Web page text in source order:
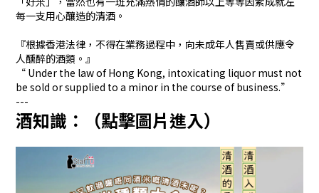
每一支用心釀造的清酒。
『根據香港法律，不得在業務過程中，向未成年人售賣或供應令
人醺醉的酒類。』
“ Under the law of Hong Kong, intoxicating liquor must not
be sold or supplied to a minor in the course of business.”
---
酒知識：（點擊圖片進入）